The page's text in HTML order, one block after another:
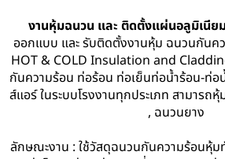
งานหุ้มฉนวน และ ติดตั้งแผ่นอลูมิเนีย
ออกแบบ และ รับติดตั้งงานหุ้ม ฉนวนกันค
HOT & COLD Insulation and
กันความร้อน ท่อร้อน ท่อเย็นท่อน้ำร้อน-ท่อ
ส์แอร์ ในระบบโรงงานทุกประเภท สามารถ
, ฉนวนยาง
ลักษณะงาน : ใช้วัสดุฉนวนกันความร้อนหุ้